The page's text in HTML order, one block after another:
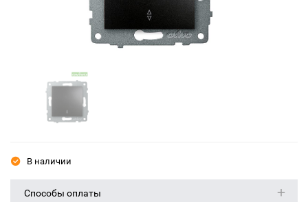
В наличии
Способы оплаты